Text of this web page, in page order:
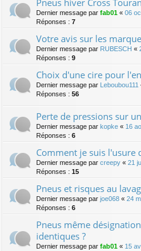
Pneus hiver Cross
Dernier message par fab01 « 06
Réponses : 7
Votre avis sur les
Dernier message par RUBESCH «
Réponses : 9
Choix d'une cire pour
Dernier message par Leboubou111
Réponses : 56
Perte de pressions sur
Dernier message par kopke « 16
Réponses : 6
Comment je suis l'usure
Dernier message par creepy « 21
Réponses : 15
Pneus et risques au
Dernier message par joe068 « 24
Réponses : 6
Pneus même
identiques ?
Dernier message par fab01 « 15